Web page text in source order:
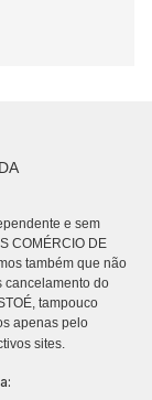
e sem
COMÉRCIO DE
também que não
cancelamento do
tampouco
apenas pelo
sites.